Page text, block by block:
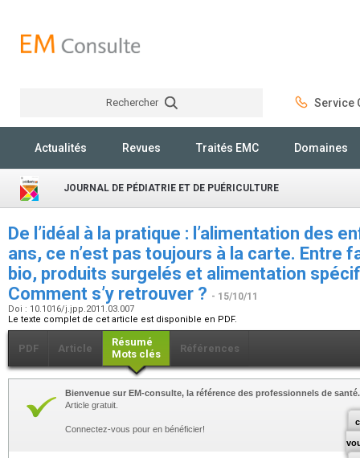
Rechercher Service
Actualités Revues Traités EMC Domaines
JOURNAL DE PÉDIATRIE ET DE PUÉRICULTURE
De l’idéal à la pratique : l’alimentation des
ans, ce n’est pas toujours à la carte. Entre
bio, produits surgelés et alimentation
Comment s’y retrouver ? - 15/10/11
Doi : 10.1016/j.jpp.2011.03.007
Le texte complet de cet article est disponible en PDF.
PDF Article
Résumé
Mots clés
Références
Bienvenue sur EM-consulte, la référence des professionnels de santé.
Article gratuit.
Connectez-vous pour en bénéficier!